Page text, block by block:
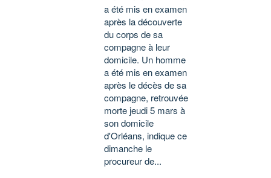
a été mis en examen
après la découverte
du corps de sa
compagne à leur
domicile. Un homme
a été mis en examen
après le décès de sa
compagne, retrouvée
morte jeudi 5 mars à
son domicile
d'Orléans, indique ce
dimanche le
procureur de...